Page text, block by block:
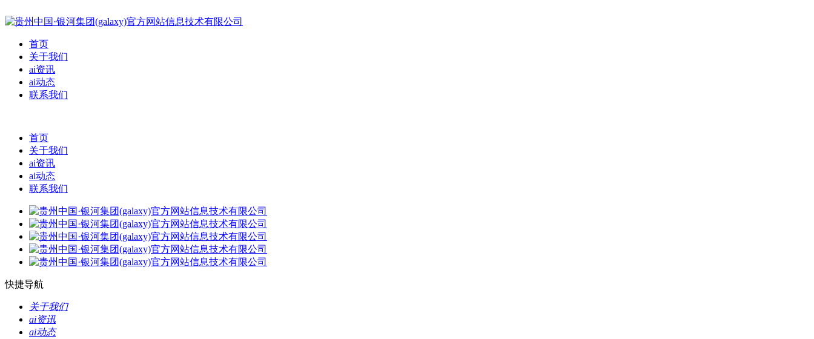
首页
关于我们
ai资讯
ai动态
联系我们
首页
关于我们
ai资讯
ai动态
联系我们
快捷导航
关于我们
ai资讯
ai动态